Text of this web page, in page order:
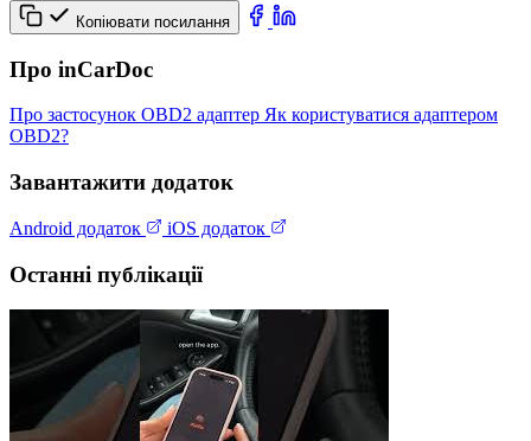
Копіювати посилання
Про inCarDoc
Про застосунок OBD2 адаптер Як користуватися адаптером
OBD2?
Завантажити додаток
Android додаток iOS додаток
Останні публікації